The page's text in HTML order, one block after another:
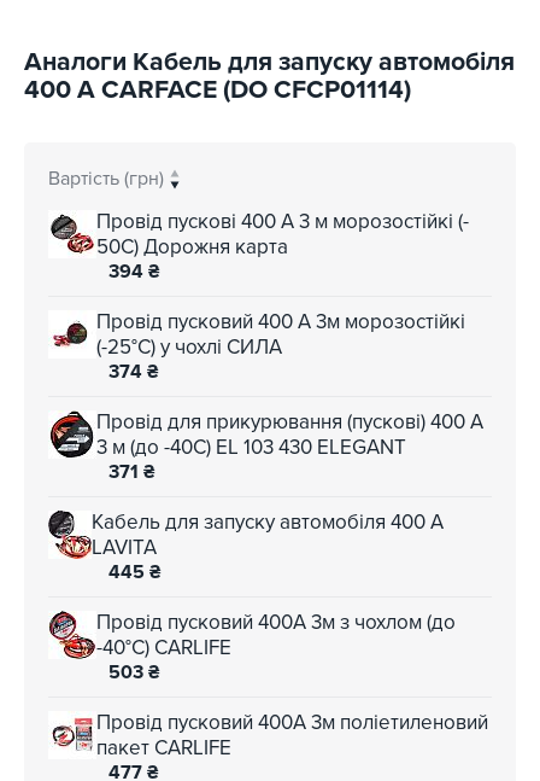
Аналоги Кабель для запуску автомобіля
400 А CARFACE (DO CFCP01114)
Вартість (грн)
Провід пускові 400 A 3 м морозостійкі (-
50C) Дорожня карта
394 ₴
Провід пусковий 400 А 3м морозостійкі
(-25°C) у чохлі СИЛА
374 ₴
Провід для прикурювання (пускові) 400 А
3 м (до -40С) EL 103 430 ELEGANT
371 ₴
Кабель для запуску автомобіля 400 А
LAVITA
445 ₴
Провід пусковий 400А 3м з чохлом (до
-40°C) CARLIFE
503 ₴
Провід пусковий 400А 3м поліетиленовий
пакет CARLIFE
477 ₴